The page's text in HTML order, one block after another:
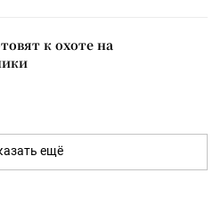
к охоте на
ещё